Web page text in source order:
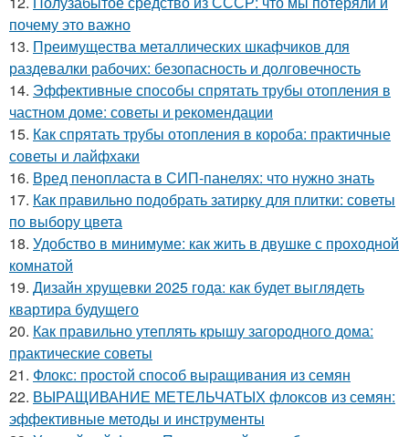
почему это важно
13. Преимущества металлических шкафчиков для
раздевалки рабочих: безопасность и долговечность
14. Эффективные способы спрятать трубы отопления в
частном доме: советы и рекомендации
15. Как спрятать трубы отопления в короба: практичные
советы и лайфхаки
16. Вред пенопласта в СИП-панелях: что нужно знать
17. Как правильно подобрать затирку для плитки: советы
по выбору цвета
18. Удобство в минимуме: как жить в двушке с проходной
комнатой
19. Дизайн хрущевки 2025 года: как будет выглядеть
квартира будущего
20. Как правильно утеплять крышу загородного дома:
практические советы
21. Флокс: простой способ выращивания из семян
22. ВЫРАЩИВАНИЕ МЕТЕЛЬЧАТЫХ флоксов из семян:
эффективные методы и инструменты